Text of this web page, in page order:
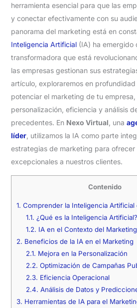
herramienta esencial para que las
y conectar efectivamente con su
panorama del marketing está en
Inteligencia Artificial(IA) ha emergido
transformadora que está
las empresas gestionan sus
artículo, exploraremos en
potenciar el marketing de tu
personalización, eficiencia y análisis
precedentes. En Nexo Virtual , una
líder, utilizamos la IA como parte
estrategias de marketing para ofrecer
excepcionales a nuestros clientes.
Contenido
1. Comprender la Inteligencia Artificial
1.1. ¿Qué es la Inteligencia Artificial?
1.2. IA en el Contexto del Marketing
2. Beneficios de la IA en el Marketing
2.1. Mejora en la Personalización
2.2. Optimización de Campañas
2.3. Eficiencia Operacional
2.4. Análisis de Datos y
3. Herramientas de IA para el